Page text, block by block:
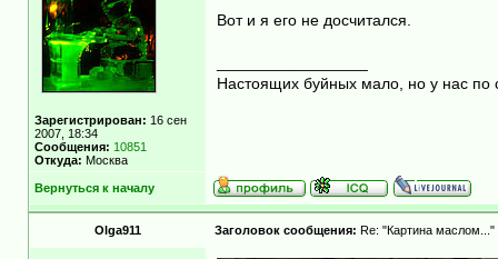
Зарегистрирован: 16 сен
2007, 18:34
Сообщения: 10851
Откуда: Москва
Вот и я его не досчитался.
Настоящих буйных мало, но у нас по
Вернуться к началу
Olga911 Заголовок сообщения: Re: "Картина маслом..."